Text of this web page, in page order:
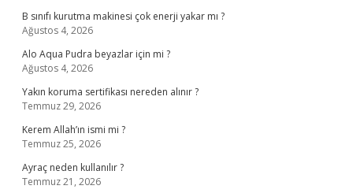
B sınıfı kurutma makinesi çok enerji yakar mı ?
Ağustos 4, 2026
Alo Aqua Pudra beyazlar için mi ?
Ağustos 4, 2026
Yakın koruma sertifikası nereden alınır ?
Temmuz 29, 2026
Kerem Allah’ın ismi mi ?
Temmuz 25, 2026
Ayraç neden kullanılır ?
Temmuz 21, 2026